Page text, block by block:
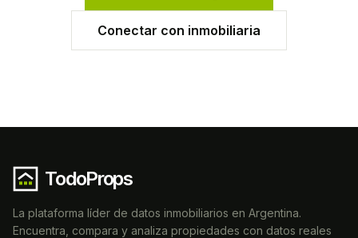
Conectar con inmobiliaria
TodoProps
La plataforma líder de datos inmobiliarios en Argentina.
Encuentra, compara y analiza propiedades con datos reales